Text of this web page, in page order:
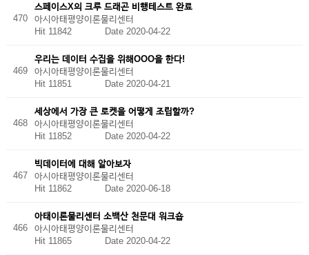
470
스페이스X의 크루 드래곤 비행테스트 완료
아시아태평양이론물리센터
Hit 11842 Date 2020-04-22
469
우리는 데이터 수집을 위해OOO을 한다!
아시아태평양이론물리센터
Hit 11851 Date 2020-04-21
468
세상에서 가장 큰 로켓을 어떻게 조립할까?
아시아태평양이론물리센터
Hit 11852 Date 2020-04-22
467
빅데이터에 대해 알아보자
아시아태평양이론물리센터
Hit 11862 Date 2020-06-18
466
아태이론물리센터 소백산 천문대 워크숍
아시아태평양이론물리센터
Hit 11865 Date 2020-04-22